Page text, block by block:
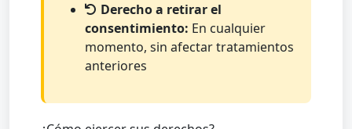
Derecho a retirar el
consentimiento: En cualquier
momento, sin afectar tratamientos
anteriores